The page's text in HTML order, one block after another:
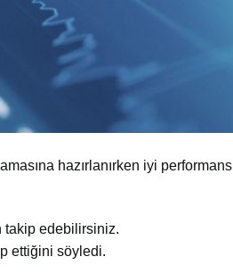
hazırlanırken iyi performans
takip edebilirsiniz.
ettiğini söyledi.